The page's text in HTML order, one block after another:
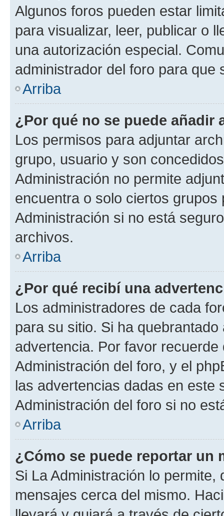
Algunos foros pueden estar
para visualizar, leer, publicar o
una autorización especial.
administrador del foro para que
Arriba
¿Por qué no se puede añadir
Los permisos para adjuntar
grupo, usuario y son
Administración no permite
encuentra o solo ciertos
Administración si no está
archivos.
Arriba
¿Por qué recibí una
Los administradores de cada
para su sitio. Si ha
advertencia. Por favor
Administración del foro, y el
las advertencias dadas en este
Administración del foro si no
Arriba
¿Cómo se puede reportar un
Si La Administración lo
mensajes cerca del mismo.